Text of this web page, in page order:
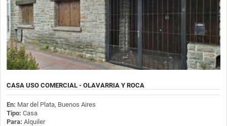
CASA USO COMERCIAL - OLAVARRIA Y ROCA
En: Mar del Plata, Buenos Aires
Tipo: Casa
Para: Alquiler